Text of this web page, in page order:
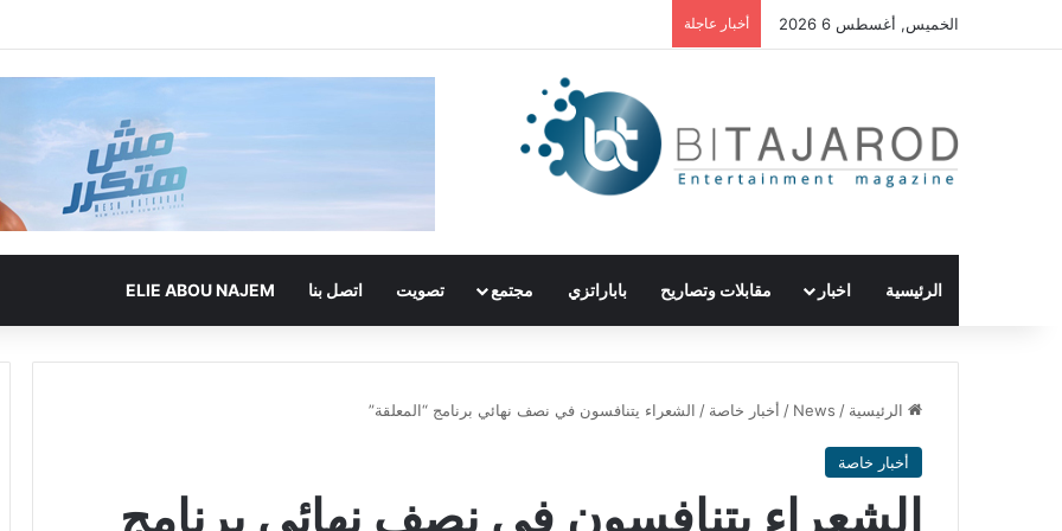
الخميس, أغسطس 6 2026 أخبار عاجلة
الرئيسية اخبار مقابلات وتصاريح باباراتزي مجتمع تصويت اتصل بنا ELIE ABOU NAJEM
الرئيسية /
News
/ أخبار خاصة / الشعراء يتنافسون في نصف نهائي برنامج “المعلقة”
أخبار خاصة
الشعراء يتنافسون في نصف نهائي برنامج